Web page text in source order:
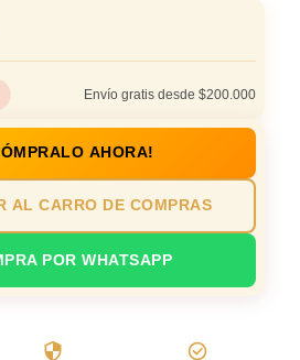
Envío gratis desde $200.000
AHORA!
AL CARRO DE COMPRAS
POR WHATSAPP